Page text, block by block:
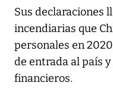
Sus declaraciones
incendiarias que
personales en
de entrada al país
financieros.